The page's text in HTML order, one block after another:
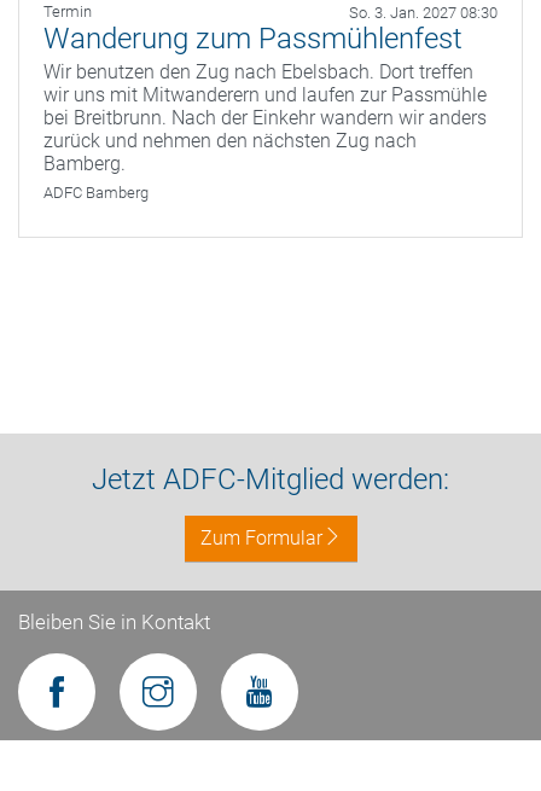
Termin So. 3. Jan. 2027 08:30
Wanderung zum Passmühlenfest
Wir benutzen den Zug nach Ebelsbach. Dort treffen
wir uns mit Mitwanderern und laufen zur Passmühle
bei Breitbrunn. Nach der Einkehr wandern wir anders
zurück und nehmen den nächsten Zug nach
Bamberg.
ADFC Bamberg
Jetzt ADFC-Mitglied werden:
Zum Formular
Bleiben Sie in Kontakt